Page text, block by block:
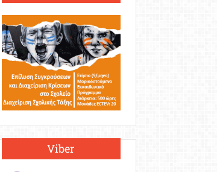
Viber